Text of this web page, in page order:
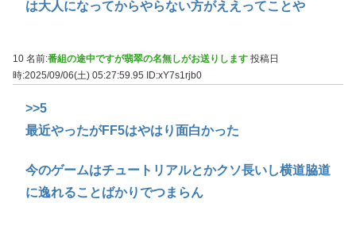
は大人になってからやらない方がええってことや
10 名前:番組の途中ですが翡翠の名無しがお送りします 投稿日
時:2025/09/06(土) 05:27:59.95
ID:xY7s1rjb0
>>5
最近やったがFF5はやはり面白かった
今のゲームはチュートリアルとかクソ長いし横道脇道
に逸れることばかりでつまらん